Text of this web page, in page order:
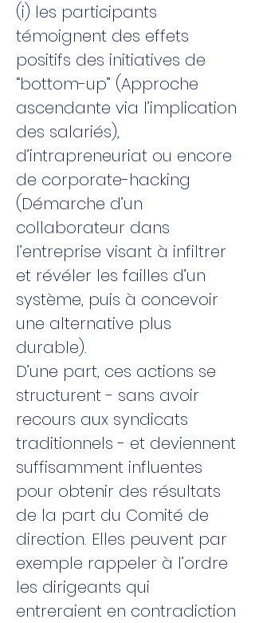
(i) les participants
témoignent des effets
positifs des initiatives de
“bottom-up” (Approche
ascendante via l’implication
des salariés),
d’intrapreneuriat ou encore
de corporate-hacking
(Démarche d’un
collaborateur dans
l’entreprise visant à infiltrer
et révéler les failles d’un
système, puis à concevoir
une alternative plus
durable).
D’une part, ces actions se
structurent - sans avoir
recours aux syndicats
traditionnels - et deviennent
suffisamment influentes
pour obtenir des résultats
de la part du Comité de
direction. Elles peuvent par
exemple rappeler à l’ordre
les dirigeants qui
entreraient en contradiction